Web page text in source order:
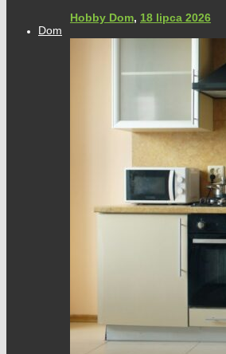
Hobby Dom, 18 lipca 2026
Dom